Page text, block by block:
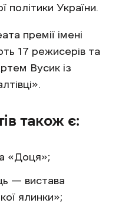
політики України.
премії імені
17 режисерів та
Вусик із
також є:
«Доця»;
— вистава
ялинки»;